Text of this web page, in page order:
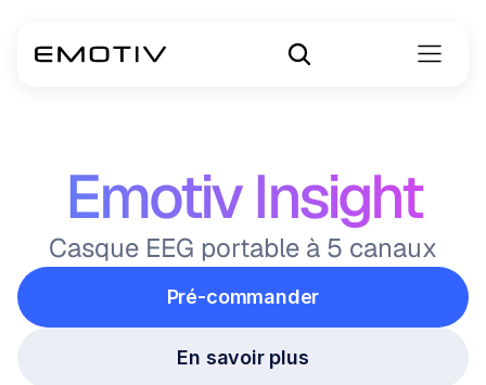
Emotiv Insight
Casque EEG portable à 5 canaux
Pré-commander
En savoir plus